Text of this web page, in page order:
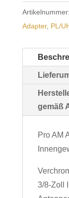
Menge
Artikelnummer:
Adapter, PL/
gemäß
Pro AM
3/8-Zoll